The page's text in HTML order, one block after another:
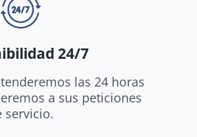
24/7
las 24 horas
a sus peticiones
servicio.